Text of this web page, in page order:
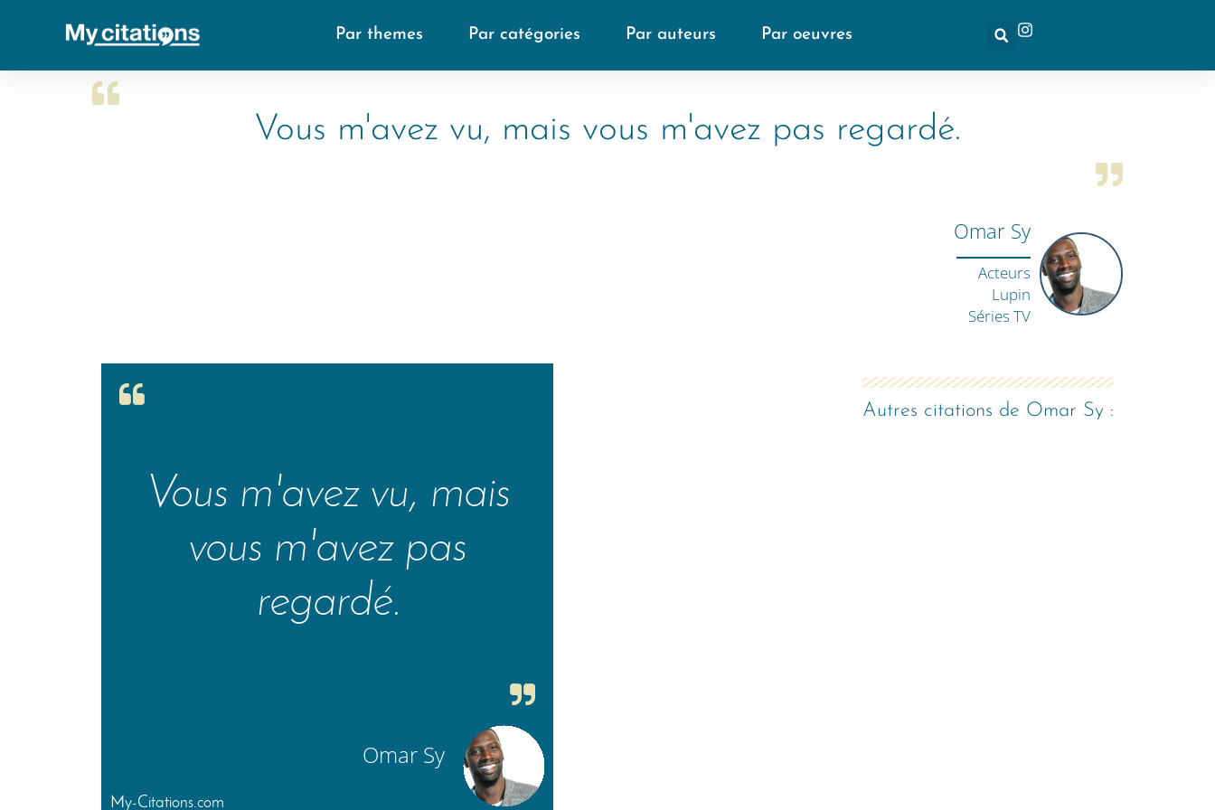
Par themes Par catégories Par auteurs Par oeuvres
Vous m'avez vu, mais vous m'avez pas regardé.
Omar Sy
Acteurs
Lupin
Séries TV
Autres citations de Omar Sy :